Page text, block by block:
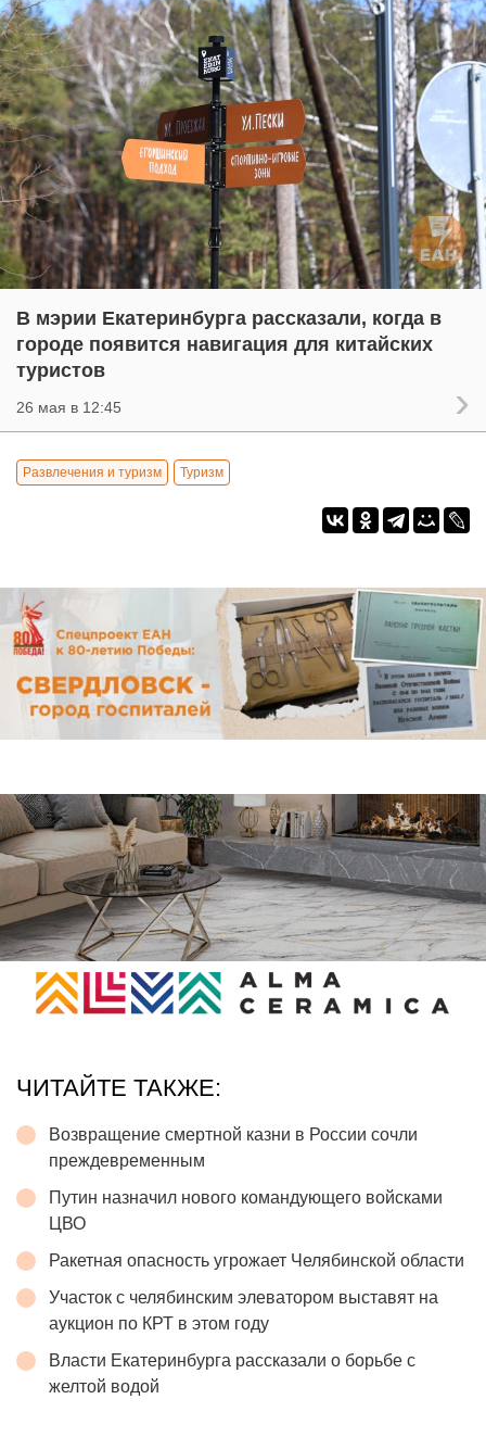
В мэрии Екатеринбурга рассказали, когда в
городе появится навигация для китайских
туристов
26 мая в 12:45
Развлечения и туризм Туризм
ЧИТАЙТЕ ТАКЖЕ:
Возвращение смертной казни в России сочли
преждевременным
Путин назначил нового командующего войсками
ЦВО
Ракетная опасность угрожает Челябинской области
Участок с челябинским элеватором выставят на
аукцион по КРТ в этом году
Власти Екатеринбурга рассказали о борьбе с
желтой водой